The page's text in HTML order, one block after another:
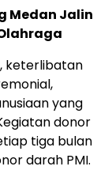
Medan Jalin
keterlibatan
yang
donor
tiga bulan
darah PMI.